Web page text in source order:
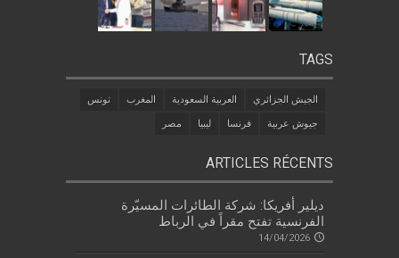
TAGS
الجيش الجزائري العربية السعودية المغرب تونس
جيوش عربية فرنسا ليبيا مصر
ARTICLES RÉCENTS
ديلير أفريكا: شركة الطائرات المسيّرة
الفرنسية تفتح مقراً في الرباط
14/04/2026